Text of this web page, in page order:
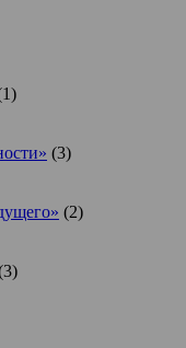
(3)
(2)